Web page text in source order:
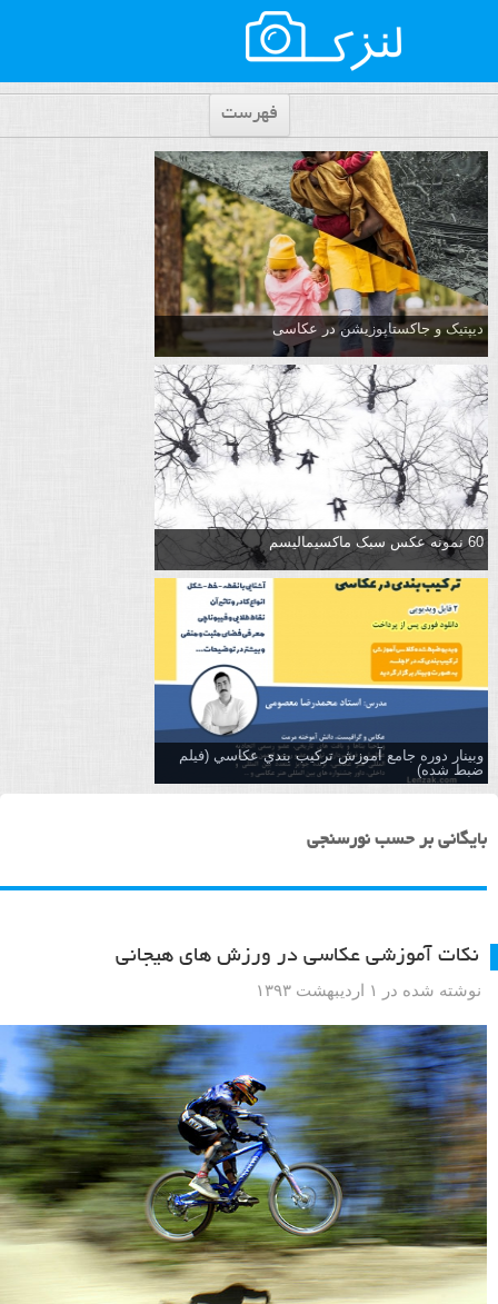
فهرست
دیپتیک و جاکستا‌پوزیشن در عکاسی
60 نمونه عکس سبک ماکسیمالیسم
وبینار دوره جامع آموزش تركيب بندي عكاسي (فیلم
ضبط شده)
بایگانی بر حسب نورسنجی
نکات آموزشی عکاسی در ورزش های هیجانی
نوشته شده در ۱ اردیبهشت ۱۳۹۳